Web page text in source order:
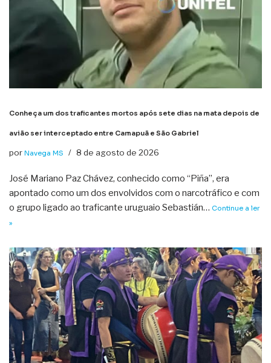
Conheça um dos traficantes mortos após sete dias na mata depois de
avião ser interceptado entre Camapuã e São Gabriel
por Navega MS 8 de agosto de 2026
José Mariano Paz Chávez, conhecido como “Piña”, era
apontado como um dos envolvidos com o narcotráfico e com
o grupo ligado ao traficante uruguaio Sebastián… Continue a ler
»